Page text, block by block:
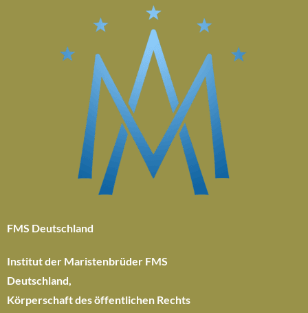
FMS Deutschland
Institut der Maristenbrüder FMS
Deutschland,
Körperschaft des öffentlichen Rechts